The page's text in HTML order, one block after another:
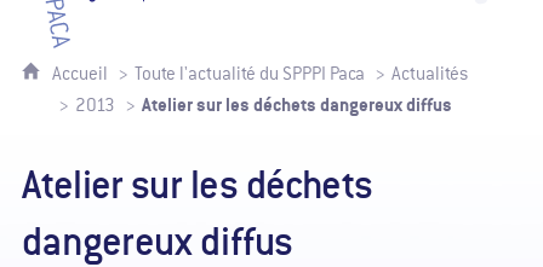
Accueil Toute l'actualité du SPPPI Paca
Actualités
2013
Atelier sur les déchets dangereux diffus
Atelier sur les déchets
dangereux diffus